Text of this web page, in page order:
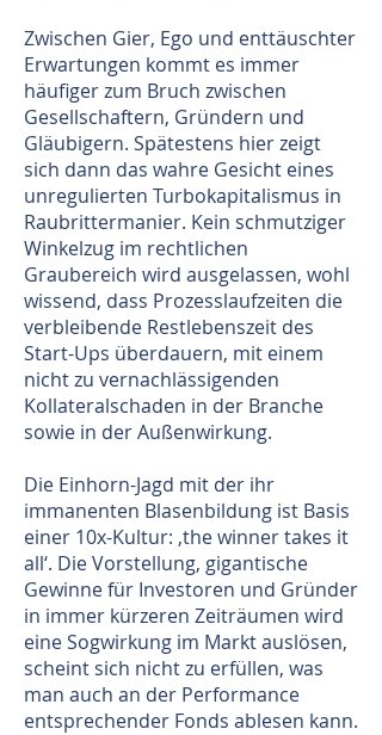
Zwischen Gier, Ego und enttäuschter
Erwartungen kommt es immer
häufiger zum Bruch zwischen
Gesellschaftern, Gründern und
Gläubigern. Spätestens hier zeigt
sich dann das wahre Gesicht eines
unregulierten Turbokapitalismus in
Raubrittermanier. Kein schmutziger
Winkelzug im rechtlichen
Graubereich wird ausgelassen, wohl
wissend, dass Prozesslaufzeiten die
verbleibende Restlebenszeit des
Start-Ups überdauern, mit einem
nicht zu vernachlässigenden
Kollateralschaden in der Branche
sowie in der Außenwirkung.
Die Einhorn-Jagd mit der ihr
immanenten Blasenbildung ist Basis
einer 10x-Kultur: ‚the winner takes it
all‘. Die Vorstellung, gigantische
Gewinne für Investoren und Gründer
in immer kürzeren Zeiträumen wird
eine Sogwirkung im Markt auslösen,
scheint sich nicht zu erfüllen, was
man auch an der Performance
entsprechender Fonds ablesen kann.